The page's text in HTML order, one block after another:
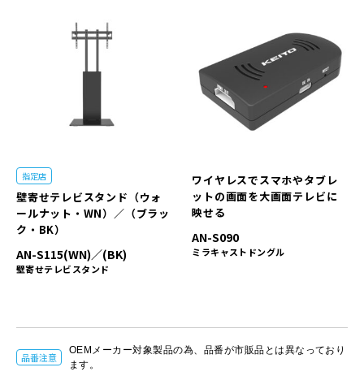
指定店
壁寄せテレビスタンド（ウォ
ールナット・WN）／（ブラッ
ク・BK）
AN-S115(WN)／(BK)
壁寄せテレビスタンド
ワイヤレスでスマホやタブレ
ットの画面を大画面テレビに
映せる
AN-S090
ミラキャストドングル
品番注意
OEMメーカー対象製品の為、品番が市販品とは異なっており
ます。